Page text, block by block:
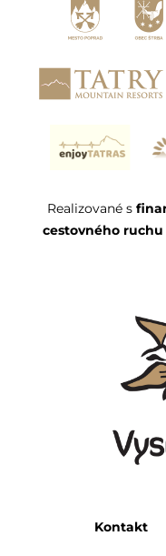
Realizované s
cestovného
Kontakt